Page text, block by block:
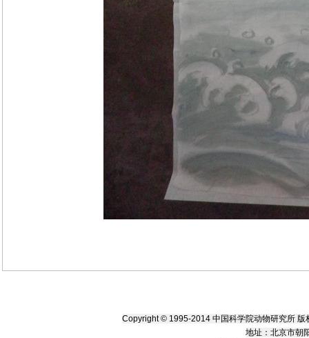
Copyright © 1995-2014 中国科学院动物研究所
地址：北京市朝